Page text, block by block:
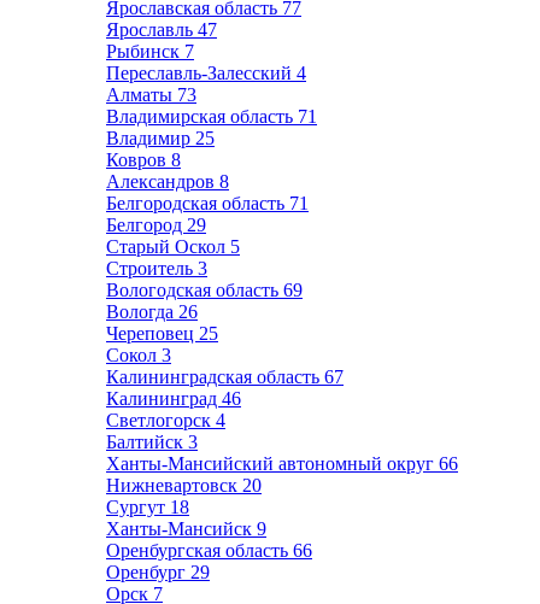
Ярославская область 77
Ярославль 47
Рыбинск 7
Переславль-Залесский 4
Алматы 73
Владимирская область 71
Владимир 25
Ковров 8
Александров 8
Белгородская область 71
Белгород 29
Старый Оскол 5
Строитель 3
Вологодская область 69
Вологда 26
Череповец 25
Сокол 3
Калининградская область 67
Калининград 46
Светлогорск 4
Балтийск 3
Ханты-Мансийский автономный округ 66
Нижневартовск 20
Сургут 18
Ханты-Мансийск 9
Оренбургская область 66
Оренбург 29
Орск 7